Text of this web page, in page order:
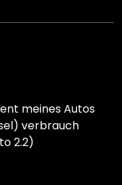
meines Autos
verbrauch
2.2)